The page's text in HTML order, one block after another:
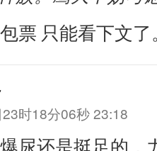
票 只能看下文了
时18分06秒 23:18
尿还是挺足的，